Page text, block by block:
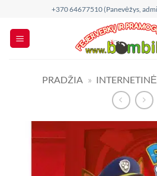
content
+370 64677510 (Panevėžys,
PRADŽIA »